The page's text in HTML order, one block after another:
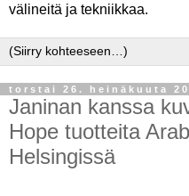
välineitä ja tekniikkaa.
torstai 26. heinäkuuta
Janinan kanssa
Hope tuotteita
Helsingissä